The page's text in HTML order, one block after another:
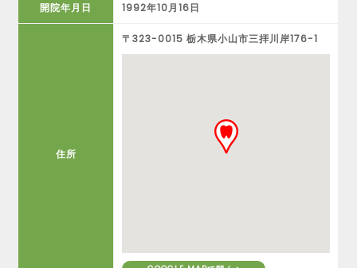
開院年月日 1992年10月16日
住所
〒323-0015 栃木県小山市三拝川岸176-1